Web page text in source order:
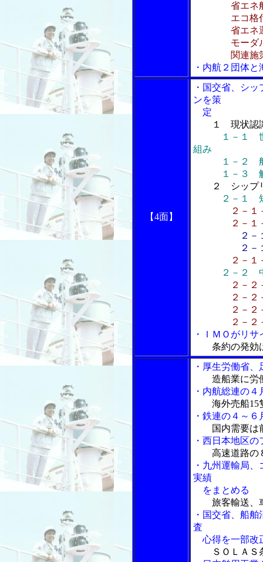
省エネ
エコ格付
省エネ運
モーダル
関連施策
・内航２団体
【4面】
・国交省、シ
ンを策
定
１ 現状認
１－１
組み
１－２ 船
１－３ 解
２ シップ
２－１
２－
２－１－２
２
２－１－２
２－
２－２
２－
２－２－
２－２－３
２－２－４
・ＩＭＯがリ
条約の発効
・厚生労働省
造船業に労
・内航総連の
海外売船15
・鉄連の４～
国内需要は
・西日本地区
高速道路の
・九州運輸局
実績
をまとめる
旅客輸送、
・国交省、船
査
心得を一部改
ＳＯＬＡ